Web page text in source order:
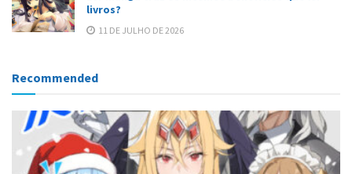
livros?
11 DE JULHO DE 2026
Recommended